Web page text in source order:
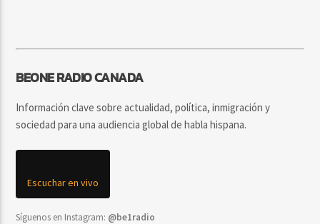
BEONE RADIO CANADA
Información clave sobre actualidad, política, inmigración y
sociedad para una audiencia global de habla hispana.
Escuchar en vivo
Síguenos en Instagram: @be1radio